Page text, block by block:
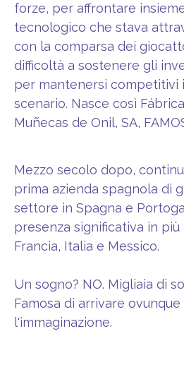
forze, per affrontare
tecnologico che stava
con la comparsa dei
difficoltà a sostenere gli
per mantenersi competitivi
scenario. Nasce così
Muñecas de Onil, SA,
Mezzo secolo dopo,
prima azienda spagnola di
settore in Spagna e
presenza significativa in più
Francia, Italia e Messico.
Un sogno? NO. Migliaia di
Famosa di arrivare ovunque
l'immaginazione.